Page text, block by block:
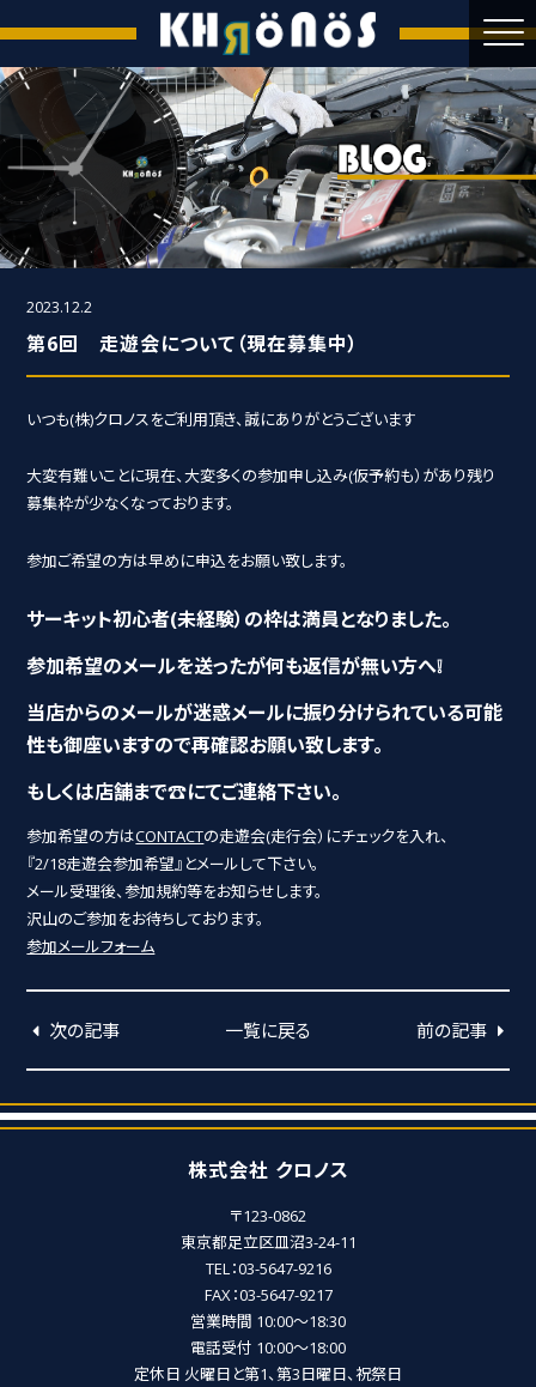
2023.12.2
第6回 走遊会について（現在募集中）
いつも(株)クロノスをご利用頂き、誠にありがとうございます
大変有難いことに現在、大変多くの参加申し込み(仮予約も）があり残り
募集枠が少なくなっております。
参加ご希望の方は早めに申込をお願い致します。
サーキット初心者(未経験）の枠は満員となりました。
参加希望のメールを送ったが何も返信が無い方へ❕
当店からのメールが迷惑メールに振り分けられている可能
性も御座いますので再確認お願い致します。
もしくは店舗まで☎にてご連絡下さい。
参加希望の方はCONTACTの走遊会(走行会）にチェックを入れ、
『2/18走遊会参加希望』とメールして下さい。
メール受理後、参加規約等をお知らせします。
沢山のご参加をお待ちしております。
参加メールフォーム
次の記事 一覧に戻る 前の記事
株式会社 クロノス
〒123-0862
東京都足立区皿沼3-24-11
TEL：03-5647-9216
FAX：03-5647-9217
営業時間 10:00～18:30
電話受付 10:00～18:00
定休日 火曜日と第1、第3日曜日、祝祭日